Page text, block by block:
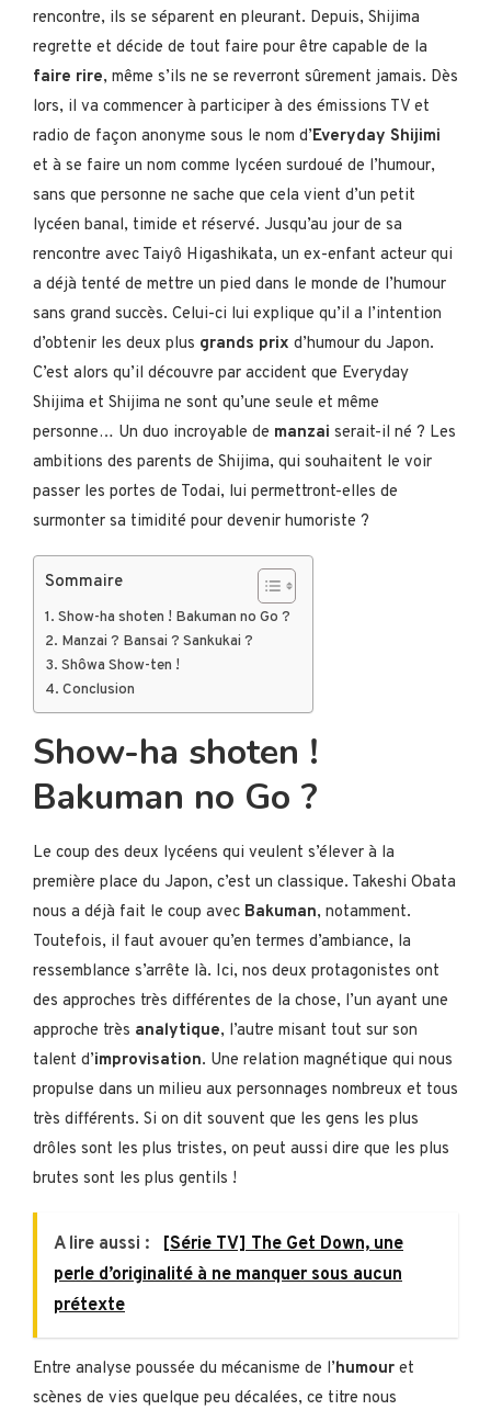
rencontre, ils se séparent en pleurant. Depuis, Shijima
regrette et décide de tout faire pour être capable de la
faire rire, même s’ils ne se reverront sûrement jamais. Dès
lors, il va commencer à participer à des émissions TV et
radio de façon anonyme sous le nom d’Everyday Shijimi
et à se faire un nom comme lycéen surdoué de l’humour,
sans que personne ne sache que cela vient d’un petit
lycéen banal, timide et réservé. Jusqu’au jour de sa
rencontre avec Taiyô Higashikata, un ex-enfant acteur qui
a déjà tenté de mettre un pied dans le monde de l’humour
sans grand succès. Celui-ci lui explique qu’il a l’intention
d’obtenir les deux plus grands prix d’humour du Japon.
C’est alors qu’il découvre par accident que Everyday
Shijima et Shijima ne sont qu’une seule et même
personne… Un duo incroyable de manzai serait-il né ? Les
ambitions des parents de Shijima, qui souhaitent le voir
passer les portes de Todai, lui permettront-elles de
surmonter sa timidité pour devenir humoriste ?
Sommaire
Show-ha shoten ! Bakuman no Go ?
Manzai ? Bansai ? Sankukai ?
Shôwa Show-ten !
Conclusion
Show-ha shoten !
Bakuman no Go ?
Le coup des deux lycéens qui veulent s’élever à la
première place du Japon, c’est un classique. Takeshi Obata
nous a déjà fait le coup avec Bakuman, notamment.
Toutefois, il faut avouer qu’en termes d’ambiance, la
ressemblance s’arrête là. Ici, nos deux protagonistes ont
des approches très différentes de la chose, l’un ayant une
approche très analytique, l’autre misant tout sur son
talent d’improvisation. Une relation magnétique qui nous
propulse dans un milieu aux personnages nombreux et tous
très différents. Si on dit souvent que les gens les plus
drôles sont les plus tristes, on peut aussi dire que les plus
brutes sont les plus gentils !
A lire aussi :
[Série TV] The Get Down, une
perle d’originalité à ne manquer sous aucun
prétexte
Entre analyse poussée du mécanisme de l’humour et
scènes de vies quelque peu décalées, ce titre nous